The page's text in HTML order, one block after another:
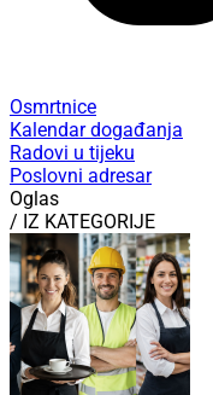
Osmrtnice
Kalendar događanja
Radovi u tijeku
Poslovni adresar
Oglas
/ IZ KATEGORIJE